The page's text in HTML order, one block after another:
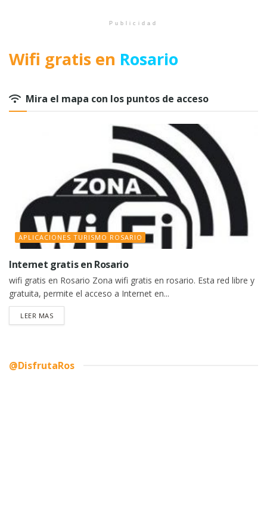
Publicidad
Wifi gratis en Rosario
Mira el mapa con los puntos de acceso
APLICACIONES TURISMO ROSARIO
Internet gratis en Rosario
wifi gratis en Rosario Zona wifi gratis en rosario. Esta red libre y
gratuita, permite el acceso a Internet en...
LEER MASDETAILS
@DisfrutaRos